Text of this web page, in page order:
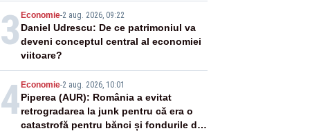
3 Economie-2 aug. 2026, 09:22
Daniel Udrescu: De ce patrimoniul va
deveni conceptul central al economiei
viitoare?
4Economie-2 aug. 2026, 10:01
Piperea (AUR): România a evitat
retrogradarea la junk pentru că era o
catastrofă pentru bănci și fondurile de